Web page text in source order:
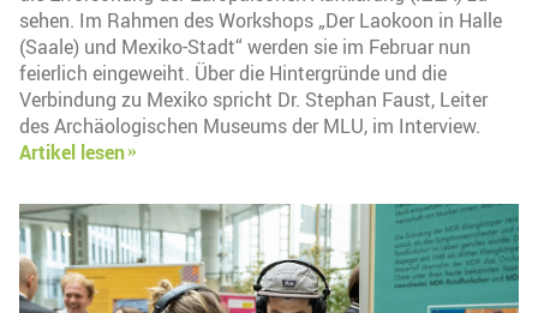
sehen. Im Rahmen des Workshops „Der Laokoon in Halle
(Saale) und Mexiko-Stadt“ werden sie im Februar nun
feierlich eingeweiht. Über die Hintergründe und die
Verbindung zu Mexiko spricht Dr. Stephan Faust, Leiter
des Archäologischen Museums der MLU, im Interview.
Artikel lesen